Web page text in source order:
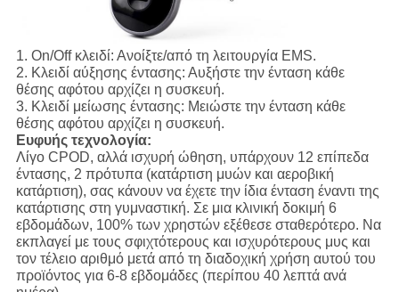
1. On/Off κλειδί: Ανοίξτε/από τη λειτουργία EMS.
2. Κλειδί αύξησης έντασης: Αυξήστε την ένταση κάθε
θέσης αφότου αρχίζει η συσκευή.
3. Κλειδί μείωσης έντασης: Μειώστε την ένταση κάθε
θέσης αφότου αρχίζει η συσκευή.
Ευφυής τεχνολογία:
Λίγο CPOD, αλλά ισχυρή ώθηση, υπάρχουν 12 επίπεδα
έντασης, 2 πρότυπα (κατάρτιση μυών και αεροβική
κατάρτιση), σας κάνουν να έχετε την ίδια ένταση έναντι της
κατάρτισης στη γυμναστική. Σε μια κλινική δοκιμή 6
εβδομάδων, 100% των χρηστών εξέθεσε σταθερότερο. Να
εκπλαγεί με τους σφιχτότερους και ισχυρότερους μυς και
τον τέλειο αριθμό μετά από τη διαδοχική χρήση αυτού του
προϊόντος για 6-8 εβδομάδες (περίπου 40 λεπτά ανά